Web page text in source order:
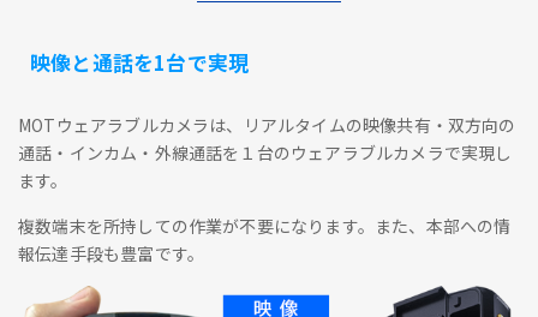
映像と通話を1台で実現
MOTウェアラブルカメラは、リアルタイムの映像共有・双方向の
通話・インカム・外線通話を１台のウェアラブルカメラで実現し
ます。
複数端末を所持しての作業が不要になります。また、本部への情
報伝達手段も豊富です。